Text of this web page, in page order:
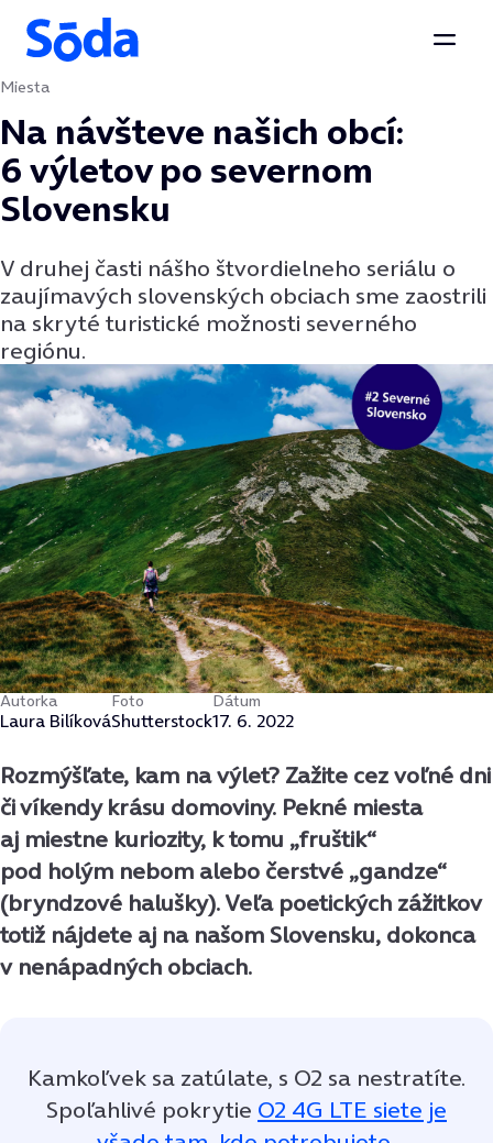
Preskočiť na obsah
Miesta
Na návšteve našich obcí:
6 výletov po severnom
Slovensku
V druhej časti nášho štvordielneho seriálu o
zaujímavých slovenských obciach sme zaostrili
na skryté turistické možnosti severného
regiónu.
Autorka
Laura Bilíková
Foto
Shutterstock
Dátum
17. 6. 2022
Rozmýšľate, kam na výlet? Zažite cez voľné dni
či víkendy krásu domoviny. Pekné miesta
aj miestne kuriozity, k tomu „fruštik“
pod holým nebom alebo čerstvé „gandze“
(bryndzové halušky). Veľa poetických zážitkov
totiž nájdete aj na našom Slovensku, dokonca
v nenápadných obciach.
Kamkoľvek sa zatúlate, s O2 sa nestratíte.
Spoľahlivé pokrytie O2 4G LTE siete je